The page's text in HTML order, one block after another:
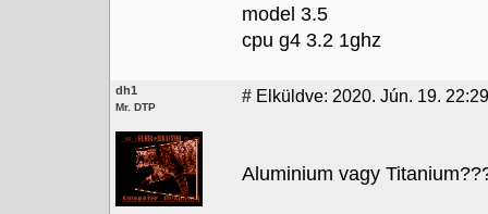
model 3.5
cpu g4 3.2 1ghz
dh1
Mr. DTP
# Elküldve: 2020. Jún. 19. 22:29
Aluminium vagy